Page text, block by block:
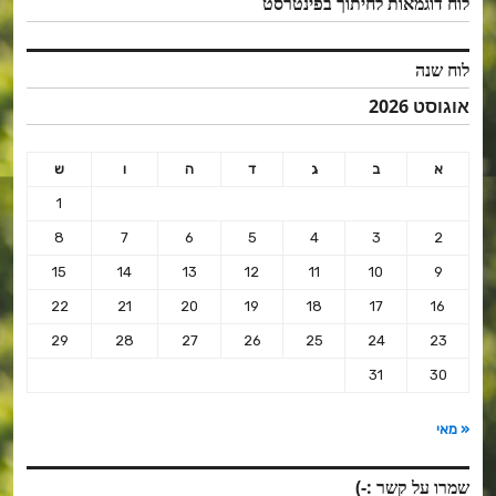
לוח שנה
אוגוסט 2026
א ב ג ד ה ו ש
1
2
3
4
5
6
7
8
9
10
11
12
13
14
15
16
17
18
19
20
21
22
23
24
25
26
27
28
29
30
31
« מאי
שמרו על קשר :-)